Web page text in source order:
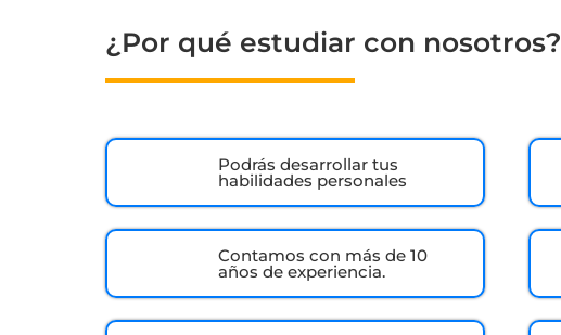
¿Por qué estudiar con nosotros?
Podrás desarrollar tus
habilidades personales
Contamos con más de 10
años de experiencia.